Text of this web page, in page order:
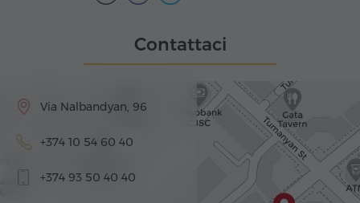
Contattaci
Via Nalbandyan, 96
+374 10 54 60 40
+374 93 50 40 40